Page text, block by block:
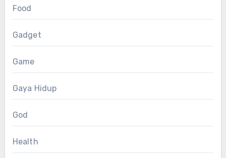
Food
Gadget
Game
Gaya Hidup
God
Health